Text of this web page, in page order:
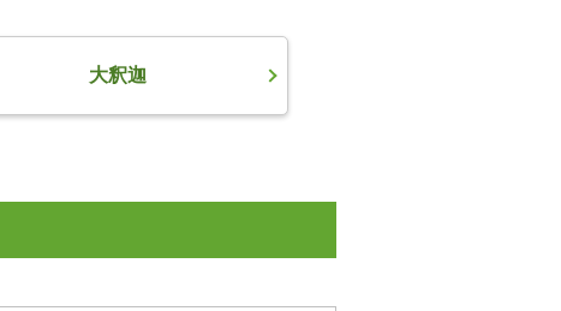
大釈迦